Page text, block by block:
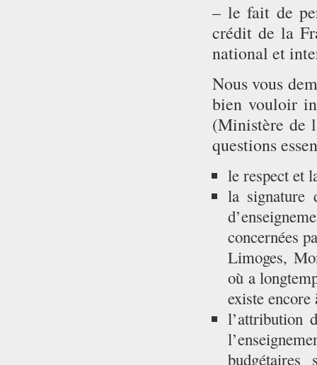
– le fait de
crédit de la
national et
Nous vous
bien vouloir
(Ministère de
questions
le respect et
la signature
concernées
Limoges,
où a
existe
l’attribution
budgétaires